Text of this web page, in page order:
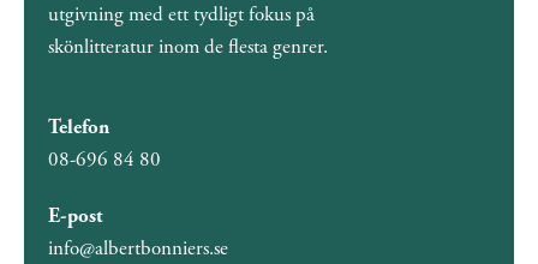
utgivning med ett tydligt fokus på
skönlitteratur inom de flesta genrer.
Telefon
08-696 84 80
E-post
info@albertbonniers.se